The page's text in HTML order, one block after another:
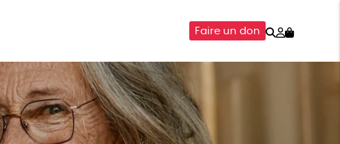
ACCESSOIRES ÉPICERIE
MAISON
Faire un don Rechercher
Mon